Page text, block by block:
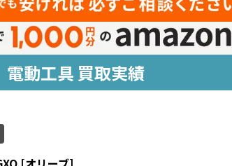
電動工具 買取実績